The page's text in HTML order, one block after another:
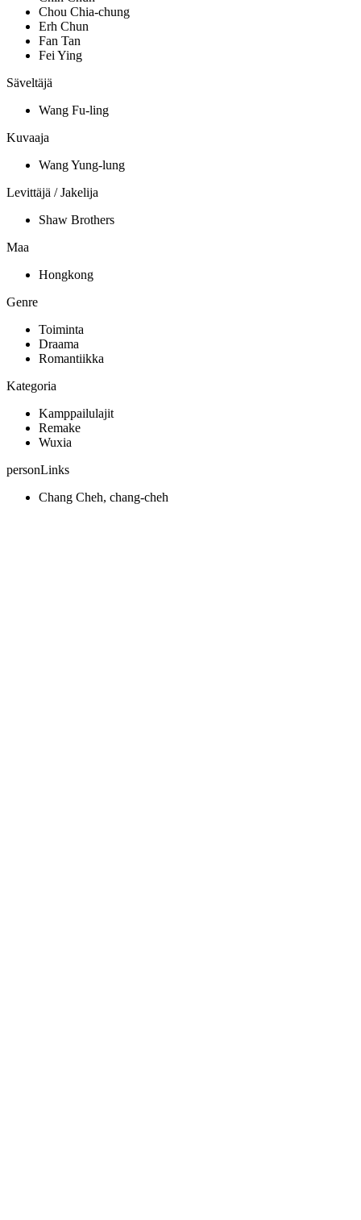
Chou Chia-chung
Erh Chun
Fan Tan
Fei Ying
Säveltäjä
Wang Fu-ling
Kuvaaja
Wang Yung-lung
Levittäjä / Jakelija
Shaw Brothers
Maa
Hongkong
Genre
Toiminta
Draama
Romantiikka
Kategoria
Kamppailulajit
Remake
Wuxia
personLinks
Chang Cheh, chang-cheh